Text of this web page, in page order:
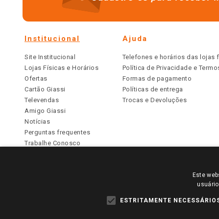
Institucional
Site Institucional
Lojas Físicas e Horários
Ofertas
Cartão Giassi
Televendas
Amigo Giassi
Notícias
Perguntas frequentes
Trabalhe Conosco
Ajuda
Telefones e horários das lojas
Política de Privacidade e
Formas de pagamento
Políticas de entrega
Trocas e Devoluções
PARA VER OS PREÇOS DA SUA REGIÃO,
TODOS OS PREÇOS E CONDIÇÕES COMERCIAIS DESTE
Este
ESTRITAMENTE